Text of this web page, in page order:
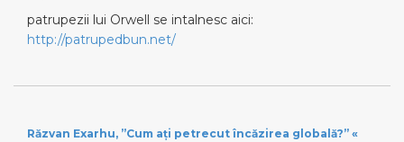
patrupezii lui Orwell se intalnesc aici:
http://patrupedbun.net/
Răzvan Exarhu, ”Cum ați petrecut încăzirea globală?” «